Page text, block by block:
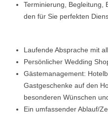
Terminierung, Begleitung,
den für Sie perfekten
Laufende Absprache mit
Persönlicher Wedding
Gästemanagement:
Gastgeschenke auf den
besonderen Wünschen
Ein umfassender Ablauf/